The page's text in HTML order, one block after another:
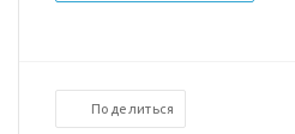
Поделиться